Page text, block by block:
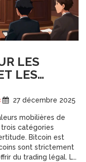
LES
LES
DE 2025
27 décembre 2025
mobilières de
catégories
Bitcoin est
sont strictement
du trading légal. Le